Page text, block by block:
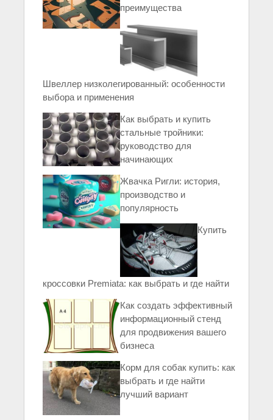
преимущества
Швеллер низколегированный: особенности
выбора и применения
Как выбрать и купить
стальные тройники:
руководство для
начинающих
Жвачка Ригли: история,
производство и
популярность
Купить
кроссовки Premiata: как выбрать и где найти
Как создать эффективный
информационный стенд
для продвижения вашего
бизнеса
Корм для собак купить: как
выбрать и где найти
лучший вариант